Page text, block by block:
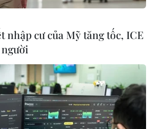
nhập cư của Mỹ tăng tốc, ICE